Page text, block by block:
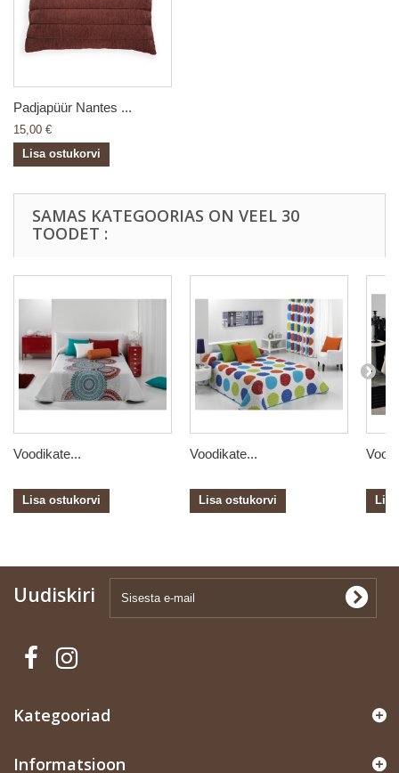
Padjapüür Nantes ...
15,00 €
Lisa ostukorvi
SAMAS KATEGOORIAS ON VEEL 30
TOODET :
Voodikate...
Lisa ostukorvi
Voodikate...
Lisa ostukorvi
Uudiskiri
Kategooriad
Informatsioon